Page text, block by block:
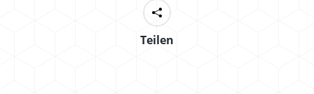
Teilen